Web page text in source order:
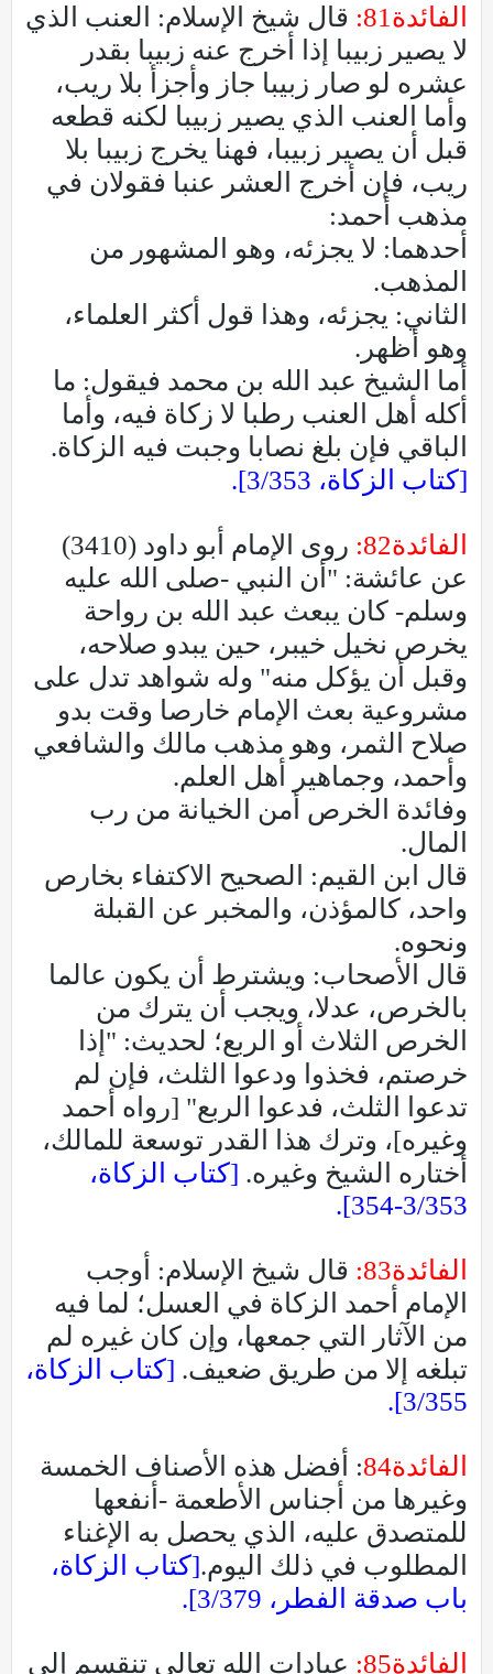
الفائدة81:
قال شيخ الإسلام: العنب الذي
لا يصير زبيبا إذا أخرج عنه زبيبا بقدر
عشره لو صار زبيبا جاز وأجزأ بلا ريب،
وأما العنب الذي يصير زبيبا لكنه قطعه
قبل أن يصير زبيبا، فهنا يخرج زبيبا بلا
ريب، فإن أخرج العشر عنبا فقولان في
مذهب أحمد:
أحدهما: لا يجزئه، وهو المشهور من
المذهب.
الثاني: يجزئه، وهذا قول أكثر العلماء،
وهو أظهر.
أما الشيخ عبد الله بن محمد فيقول: ما
أكله أهل العنب رطبا لا زكاة فيه، وأما
الباقي فإن بلغ نصابا وجبت فيه الزكاة.
[كتاب الزكاة، 3/353].
الفائدة82:
روى الإمام أبو داود (3410)
عن عائشة: "أن النبي -صلى الله عليه
وسلم- كان يبعث عبد الله بن رواحة
يخرص نخيل خيبر، حين يبدو صلاحه،
وقبل أن يؤكل منه" وله شواهد تدل على
مشروعية بعث الإمام خارصا وقت بدو
صلاح الثمر، وهو مذهب مالك والشافعي
وأحمد، وجماهير أهل العلم.
وفائدة الخرص أمن الخيانة من رب
المال.
قال ابن القيم: الصحيح الاكتفاء بخارص
واحد، كالمؤذن، والمخبر عن القبلة
ونحوه.
قال الأصحاب: ويشترط أن يكون عالما
بالخرص، عدلا، ويجب أن يترك من
الخرص الثلاث أو الربع؛ لحديث: "إذا
خرصتم، فخذوا ودعوا الثلث، فإن لم
تدعوا الثلث، فدعوا الربع" [رواه أحمد
وغيره]، وترك هذا القدر توسعة للمالك،
أختاره الشيخ وغيره. [كتاب الزكاة،
3/353-354].
الفائدة83:
قال شيخ الإسلام: أوجب
الإمام أحمد الزكاة في العسل؛ لما فيه
من الآثار التي جمعها، وإن كان غيره لم
تبلغه إلا من طريق ضعيف. [كتاب الزكاة،
3/355].
الفائدة84
: أفضل هذه الأصناف الخمسة
وغيرها من أجناس الأطعمة -أنفعها
للمتصدق عليه، الذي يحصل به الإغناء
المطلوب في ذلك اليوم.[كتاب الزكاة،
باب صدقة الفطر، 3/379].
الفائدة85: عبادات الله تعالى تنقسم إلى